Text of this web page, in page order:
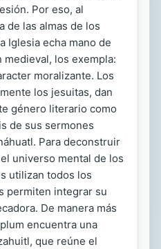
Por eso, al
de las almas de los
Iglesia echa mano de
los exempla:
moralizante. Los
los jesuitas, dan
género literario como
de sus sermones
Para deconstruir
universo mental de los
utilizan todos los
permiten integrar su
De manera más
encuentra una
que reúne el